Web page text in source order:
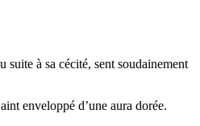
suite à sa cécité, sent soudainement
enveloppé d’une aura dorée.